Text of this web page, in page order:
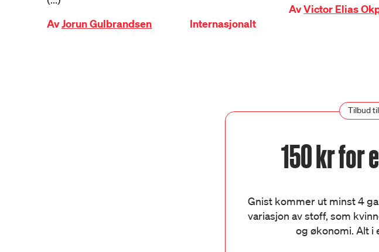
AvJorun Gulbrandsen Internasjonalt
AvVictor Elias
Tilbud
150 kr for
Gnist kommer ut minst 4
variasjon av stoff, som
og økonomi. Alt i